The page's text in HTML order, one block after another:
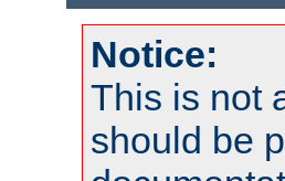
Notice:
This is not
should be